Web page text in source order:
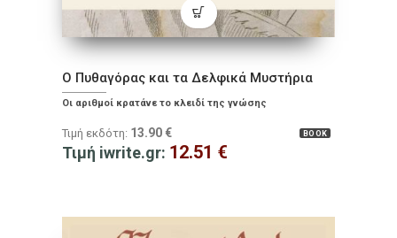
Ο Πυθαγόρας και τα Δελφικά Μυστήρια
Oι αριθμοί κρατάνε το κλειδί της γνώσης
BOOK
Τιμή εκδότη: 13.90 €
Τιμή iwrite.gr: 12.51 €